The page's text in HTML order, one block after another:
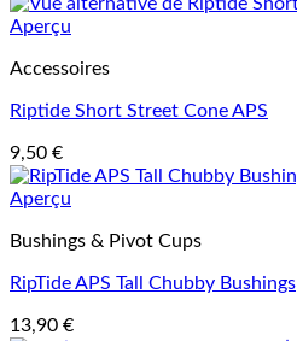
Aperçu
Accessoires
Riptide Short Street Cone APS
9,50 €
Aperçu
Bushings & Pivot Cups
RipTide APS Tall Chubby Bushings
13,90 €